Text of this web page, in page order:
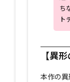
ち
ト
【異
本作の